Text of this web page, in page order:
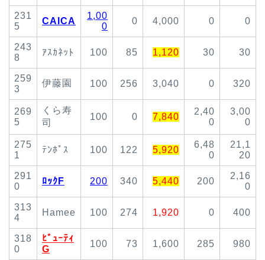
231
5
CAICA
1,00
0
0 4,000 0 0
243
8
ｱｽｶﾈｯﾄ 100 85 1,120 30 30
259
3
伊藤園 100 256 3,040 0 320
269
5
くら寿
司
100 0 7,840
2,40
0
3,00
0
275
1
ﾃﾝﾎﾟｽ 100 122 5,920
6,48
0
21,1
20
291
0
ﾛｯｸF 200 340 5,440 200
2,16
0
313
4
Hamee 100 274 1,920 0 400
318
0
ﾋﾞｭｰﾃｨ
G
100 73 1,600 285 980